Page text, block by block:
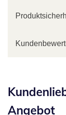
Angebot